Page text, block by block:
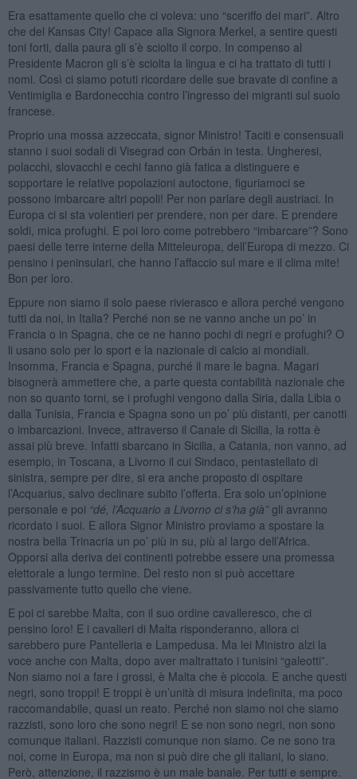
Era esattamente quello che ci voleva: uno “sceriffo dei mari”. Altro
che del Kansas City! Capace alla Signora Merkel, a sentire questi
toni forti, dalla paura gli s’è sciolto il corpo. In compenso al
Presidente Macron gli s’è sciolta la lingua e ci ha trattato di tutti i
nomi. Così ci siamo potuti ricordare delle sue bravate di confine a
Ventimiglia e Bardonecchia contro l’ingresso dei migranti sul suolo
francese.
Proprio una mossa azzeccata, signor Ministro! Taciti e consensuali
stanno i suoi sodali di Visegrad con Orbán in testa. Ungheresi,
polacchi, slovacchi e cechi fanno già fatica a distinguere e
sopportare le relative popolazioni autoctone, figuriamoci se
possono imbarcare altri popoli! Per non parlare degli austriaci. In
Europa ci si sta volentieri per prendere, non per dare. E prendere
soldi, mica profughi. E poi loro come potrebbero “imbarcare”? Sono
paesi delle terre interne della Mitteleuropa, dell’Europa di mezzo. Ci
pensino i peninsulari, che hanno l’affaccio sul mare e il clima mite!
Bon per loro.
Eppure non siamo il solo paese rivierasco e allora perché vengono
tutti da noi, in Italia? Perché non se ne vanno anche un po’ in
Francia o in Spagna, che ce ne hanno pochi di negri e profughi? O
li usano solo per lo sport e la nazionale di calcio ai mondiali.
Insomma, Francia e Spagna, purché il mare le bagna. Magari
bisognerà ammettere che, a parte questa contabilità nazionale che
non so quanto torni, se i profughi vengono dalla Siria, dalla Libia o
dalla Tunisia, Francia e Spagna sono un po’ più distanti, per canotti
o imbarcazioni. Invece, attraverso il Canale di Sicilia, la rotta è
assai più breve. Infatti sbarcano in Sicilia, a Catania, non vanno, ad
esempio, in Toscana, a Livorno il cui Sindaco, pentastellato di
sinistra, sempre per dire, si era anche proposto di ospitare
l’Acquarius, salvo declinare subito l’offerta. Era solo un’opinione
personale e poi “dé, l’Acquario a Livorno ci s’ha già”gli avranno
ricordato i suoi. E allora Signor Ministro proviamo a spostare la
nostra bella Trinacria un po’ più in su, più al largo dell’Africa.
Opporsi alla deriva dei continenti potrebbe essere una promessa
elettorale a lungo termine. Del resto non si può accettare
passivamente tutto quello che viene.
E poi ci sarebbe Malta, con il suo ordine cavalleresco, che ci
pensino loro! E i cavalieri di Malta risponderanno, allora ci
sarebbero pure Pantelleria e Lampedusa. Ma lei Ministro alzi la
voce anche con Malta, dopo aver maltrattato i tunisini “galeotti”.
Non siamo noi a fare i grossi, è Malta che è piccola. E anche questi
negri, sono troppi! E troppi è un’unità di misura indefinita, ma poco
raccomandabile, quasi un reato. Perché non siamo noi che siamo
razzisti, sono loro che sono negri! E se non sono negri, non sono
comunque italiani. Razzisti comunque non siamo. Ce ne sono tra
noi, come in Europa, ma non si può dire che gli italiani, lo siano.
Però, attenzione, il razzismo è un male banale. Per tutti e sempre.